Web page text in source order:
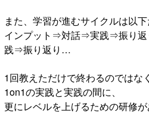
また、学習が進むサイクルは以下
インプット⇒対話⇒実践⇒振り
践⇒振り返り…
1回教えただけで終わるのではなく
1on1の実践と実践の間に、
更にレベルを上げるための研修が